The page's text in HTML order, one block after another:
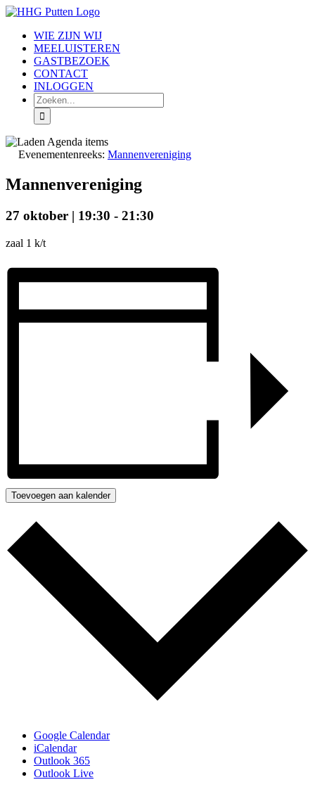
Ga
inhoudWIE ZIJN WIJ
MEELUISTEREN
GASTBEZOEK
CONTACT
INLOGGEN
Zoeken
naar:
Evenementenreeks: Mannenvereniging
Mannenvereniging
27 oktober | 19:30 - 21:30
zaal 1 k/t
Toevoegen aan kalender
Google Calendar
iCalendar
Outlook 365
Outlook Live